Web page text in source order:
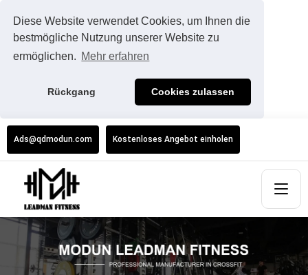
Diese Website verwendet Cookies, um Ihnen die
bestmögliche Nutzung unserer Website zu
ermöglichen. Mehr erfahren
Rückgang Cookies zulassen
Ads@qdmodun.com Kostenloses Angebot einholen